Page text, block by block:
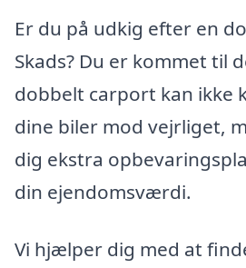
Er du på udkig efter en
Skads? Du er kommet til
dobbelt carport kan ikke
dine biler mod vejrliget,
dig ekstra
din ejendomsværdi.
Vi hjælper dig med at